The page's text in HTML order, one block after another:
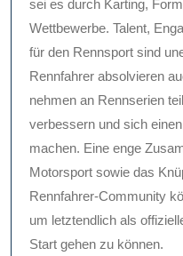
sei es durch Karting,
Wettbewerbe. Talent,
für den Rennsport sind
Rennfahrer absolvieren
nehmen an Rennserien
verbessern und sich
machen. Eine enge
Motorsport sowie das
Rennfahrer-Community
um letztendlich als
Start gehen zu können.